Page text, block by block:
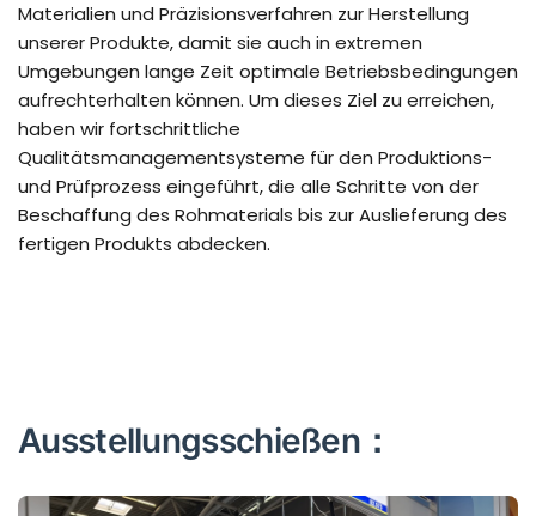
Materialien und Präzisionsverfahren zur Herstellung
unserer Produkte, damit sie auch in extremen
Umgebungen lange Zeit optimale Betriebsbedingungen
aufrechterhalten können. Um dieses Ziel zu erreichen,
haben wir fortschrittliche
Qualitätsmanagementsysteme für den Produktions-
und Prüfprozess eingeführt, die alle Schritte von der
Beschaffung des Rohmaterials bis zur Auslieferung des
fertigen Produkts abdecken.
Ausstellungsschießen：